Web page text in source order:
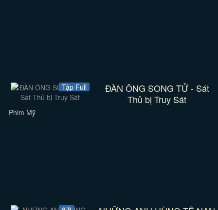
Tập Full
ĐÀN ÔNG SONG TỬ - Sát
Thủ bị Truy Sát
Phim Mỹ